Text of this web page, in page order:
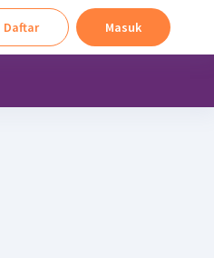
Daftar Masuk